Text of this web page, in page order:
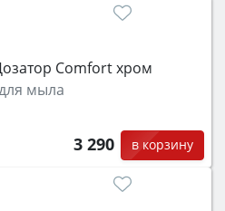
Comfort хром
мыла
3 290 в корзину